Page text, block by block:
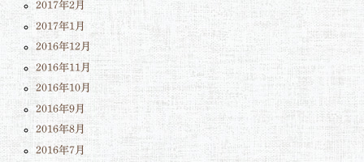
2017年2月
2017年1月
2016年12月
2016年11月
2016年10月
2016年9月
2016年8月
2016年7月